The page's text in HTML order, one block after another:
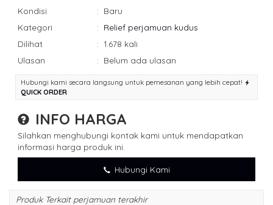
Kondisi
: Baru
Kategori
: Relief perjamuan kudus
Dilihat
: 1.678 kali
Ulasan
: Belum ada ulasan
Hubungi kami secara langsung untuk pemesanan yang lebih cepat!
QUICK ORDER
INFO HARGA
Silahkan menghubungi kontak kami untuk mendapatkan
informasi harga produk ini.
Hubungi Kami
Produk Terkait perjamuan terakhir